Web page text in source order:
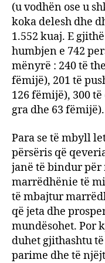
(u vodhën ose u
koka delesh dhe
1.552 kuaj. E
humbjen e 742
mënyrë : 240 të
fëmijë), 201 të
126 fëmijë), 300
gra dhe 63 fëmijë).
Para se të mbyll
përsëris që
janë të bindur për
marrëdhënie të
të mbajtur
që jeta dhe
mundësohet. Por
duhet gjithashtu
parime dhe të